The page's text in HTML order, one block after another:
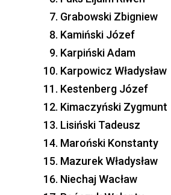
Grabowski Zbigniew
Kamiński Józef
Karpiński Adam
Karpowicz Władysław
Kestenberg Józef
Kimaczyński Zygmunt
Lisiński Tadeusz
Maroński Konstanty
Mazurek Władysław
Niechaj Wacław